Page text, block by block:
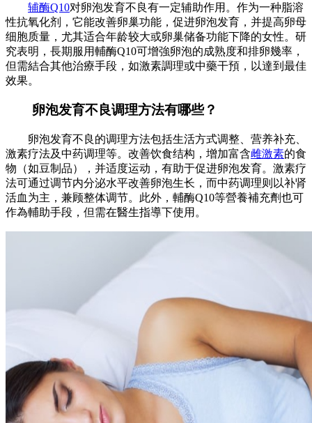
辅酶Q10对卵泡发育不良有一定辅助作用。作为一种脂溶
性抗氧化剂，它能改善卵巢功能，促进卵泡发育，并提高卵母
细胞质量，尤其适合年龄较大或卵巢储备功能下降的女性。研
究表明，長期服用輔酶Q10可增強卵泡的成熟度和排卵幾率，
但需結合其他治療手段，如激素調理或中藥干預，以達到最佳
效果。
卵泡发育不良调理方法有哪些？
卵泡发育不良的调理方法包括生活方式调整、营养补充、
激素疗法及中药调理等。改善饮食结构，增加富含雌激素的食
物（如豆制品），并适度运动，有助于促进卵泡发育。激素疗
法可通过调节内分泌水平改善卵泡生长，而中药调理则以补肾
活血为主，兼顾整体调节。此外，輔酶Q10等營養補充劑也可
作為輔助手段，但需在醫生指導下使用。